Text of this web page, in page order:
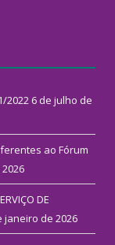
2022 6 de julho de
ao Fórum
DE
janeiro de 2026